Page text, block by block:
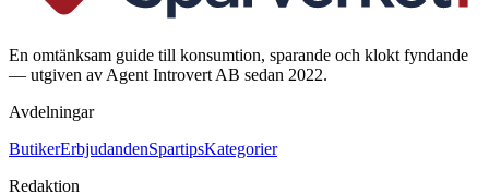
En omtänksam guide till konsumtion, sparande och klokt fyndande
— utgiven av Agent Introvert AB sedan 2022.
Avdelningar
ButikerErbjudandenSpartipsKategorier
Redaktion